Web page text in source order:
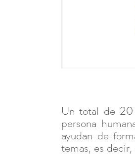
Un total de 20
persona
ayudan de
temas, es